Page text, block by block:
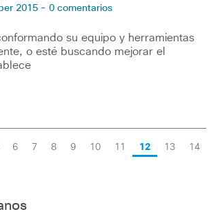
2015 - 0 comentarios
su equipo y herramientas
o esté buscando mejorar el
6 7 8 9 10 11 12 13 14